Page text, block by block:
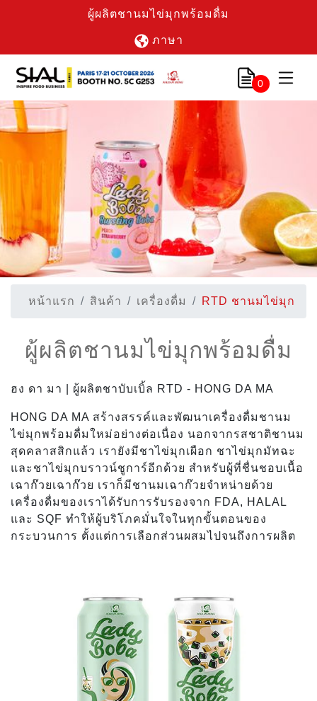
ผู้ผลิตชานมไข่มุกพร้อมดื่ม
ภาษา
0
หน้าแรก สินค้า เครื่องดื่ม RTD ชานมไข่มุก
ผู้ผลิตชานมไข่มุกพร้อมดื่ม
ฮง ดา มา | ผู้ผลิตชาบับเบิ้ล RTD - HONG DA MA
HONG DA MA สร้างสรรค์และพัฒนาเครื่องดื่มชานม
ไข่มุกพร้อมดื่มใหม่อย่างต่อเนื่อง นอกจากรสชาติชานม
สุดคลาสสิกแล้ว เรายังมีชาไข่มุกเผือก ชาไข่มุกมัทฉะ
และชาไข่มุกบราวน์ชูการ์อีกด้วย สำหรับผู้ที่ชื่นชอบเนื้อ
เฉาก๊วยเฉาก๊วย เราก็มีชานมเฉาก๊วยจำหน่ายด้วย
เครื่องดื่มของเราได้รับการรับรองจาก FDA, HALAL
และ SQF ทำให้ผู้บริโภคมั่นใจในทุกขั้นตอนของ
กระบวนการ ตั้งแต่การเลือกส่วนผสมไปจนถึงการผลิต